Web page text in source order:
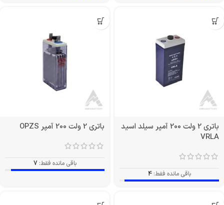
باتری 2 ولت 200 آمپر سیلد اسید
VRLA
باقی مانده فقط: 4
باتری 2 ولت 200 آمپر OPZS
باقی مانده فقط: 7